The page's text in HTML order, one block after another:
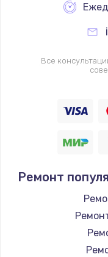
Замена
Замена /
Все
Ремонт